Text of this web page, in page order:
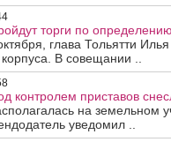
торги по
глава Тольятти
корпуса. В совещании ..
контролем приставов
на земельном
уведомил ..